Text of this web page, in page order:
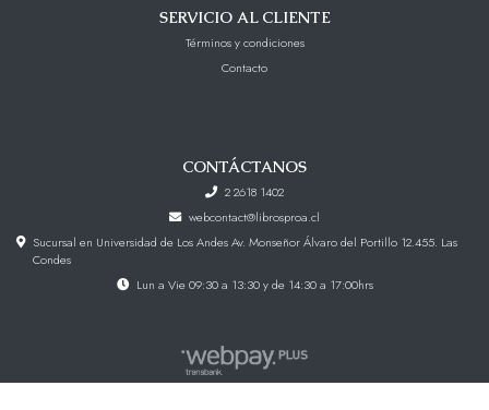
SERVICIO AL CLIENTE
Términos y condiciones
Contacto
CONTÁCTANOS
2 2618 1402
webcontact@librosproa.cl
Sucursal en Universidad de Los Andes Av. Monseñor Álvaro del Portillo 12.455. Las
Condes
Lun a Vie 09:30 a 13:30 y de 14:30 a 17:00hrs